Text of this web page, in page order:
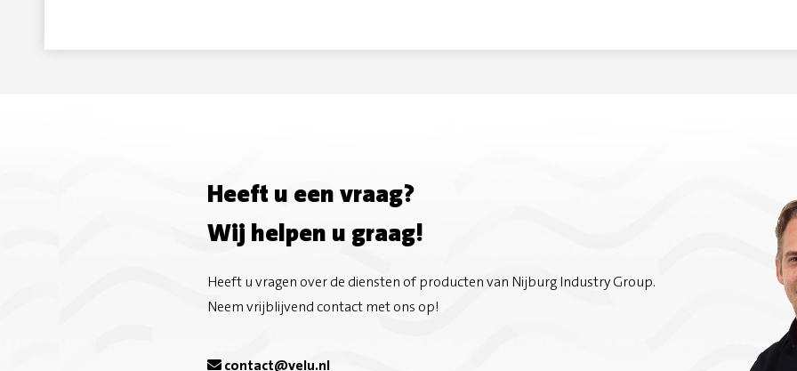
Heeft u een vraag?
Wij helpen u graag!
Heeft u vragen over de diensten of producten van Nijburg Industry Group.
Neem vrijblijvend contact met ons op!
contact@velu.nl